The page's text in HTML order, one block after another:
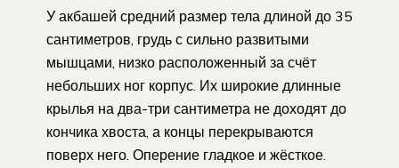
У акбашей средний размер тела длиной до 35
сантиметров, грудь с сильно развитыми
мышцами, низко расположенный за счёт
небольших ног корпус. Их широкие длинные
крылья на два-три сантиметра не доходят до
кончика хвоста, а концы перекрываются
поверх него. Оперение гладкое и жёсткое.